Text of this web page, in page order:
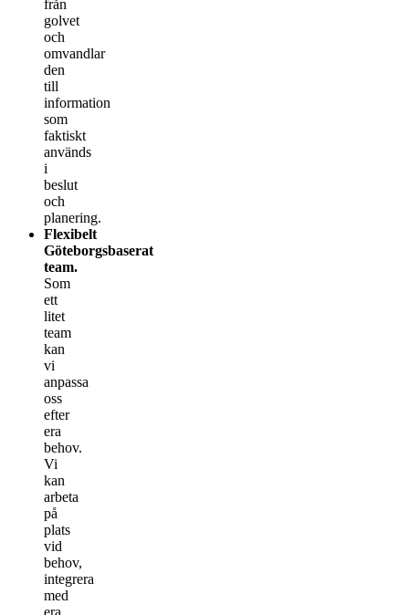
från
golvet
och
omvandlar
den
till
information
som
faktiskt
används
i
beslut
och
planering.
Flexibelt
Göteborgsbaserat
team.
Som
ett
litet
team
kan
vi
anpassa
oss
efter
era
behov.
Vi
kan
arbeta
på
plats
vid
behov,
integrera
med